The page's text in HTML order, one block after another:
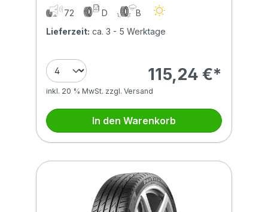
72 D
B
Lieferzeit: ca. 3 - 5 Werktage
115,24 €*
inkl. 20 % MwSt. zzgl. Versand
In den Warenkorb